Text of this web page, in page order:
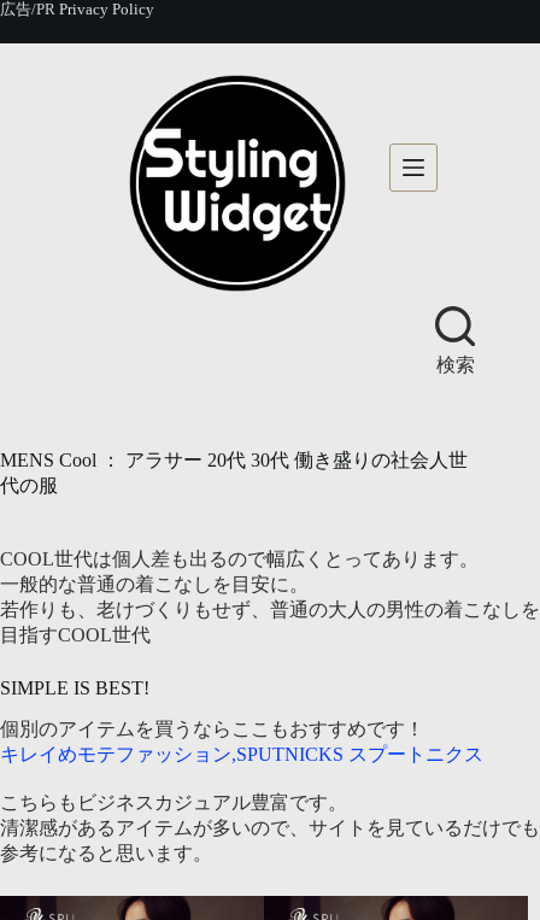
コ
広告/PR Privacy Policy
検索
MENS Cool ： アラサー 20代 30代 働き盛りの社会人世
代の服
COOL世代は個人差も出るので幅広くとってあります。
一般的な普通の着こなしを目安に。
若作りも、老けづくりもせず、普通の大人の男性の着こなしを
目指すCOOL世代
SIMPLE IS BEST!
個別のアイテムを買うならここもおすすめです！
キレイめモテファッション,SPUTNICKS スプートニクス
こちらもビジネスカジュアル豊富です。
清潔感があるアイテムが多いので、サイトを見ているだけでも
参考になると思います。